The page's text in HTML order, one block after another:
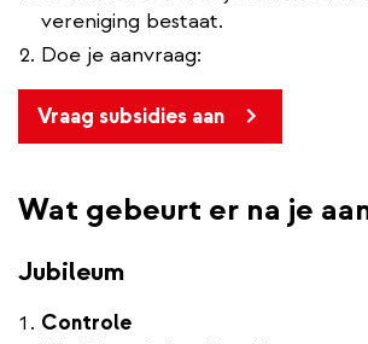
vereniging bestaat.
Doe je aanvraag:
Vraag subsidies aan
Wat gebeurt er na je
Jubileum
Controle